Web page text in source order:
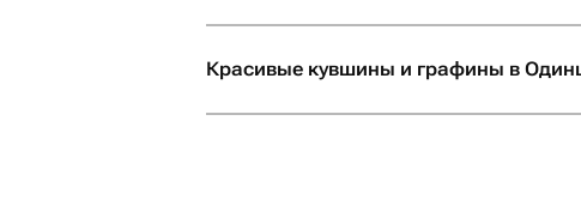
Красивые кувшины и графины в